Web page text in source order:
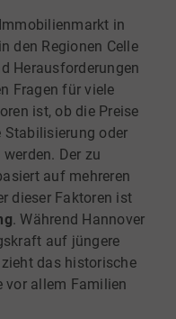
in
den Regionen Celle
Herausforderungen
Fragen für viele
ist, ob die Preise
Stabilisierung oder
Der zu
auf mehreren
dieser Faktoren ist
. Während Hannover
auf jüngere
das historische
vor allem Familien